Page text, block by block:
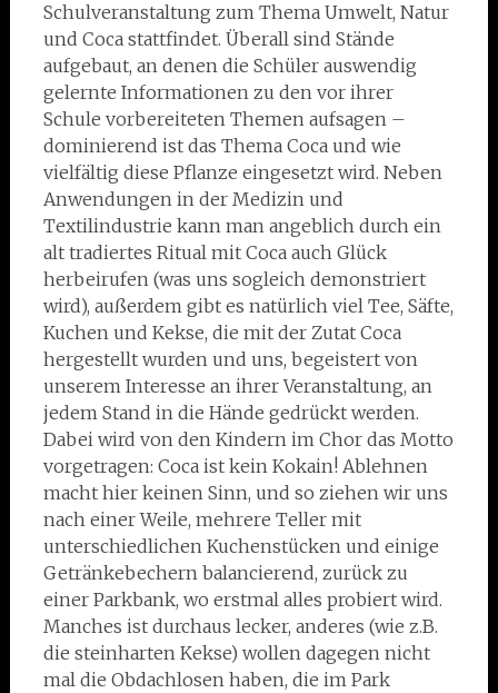
Schulveranstaltung zum Thema Umwelt, Natur
und Coca stattfindet. Überall sind Stände
aufgebaut, an denen die Schüler auswendig
gelernte Informationen zu den vor ihrer
Schule vorbereiteten Themen aufsagen –
dominierend ist das Thema Coca und wie
vielfältig diese Pflanze eingesetzt wird. Neben
Anwendungen in der Medizin und
Textilindustrie kann man angeblich durch ein
alt tradiertes Ritual mit Coca auch Glück
herbeirufen (was uns sogleich demonstriert
wird), außerdem gibt es natürlich viel Tee, Säfte,
Kuchen und Kekse, die mit der Zutat Coca
hergestellt wurden und uns, begeistert von
unserem Interesse an ihrer Veranstaltung, an
jedem Stand in die Hände gedrückt werden.
Dabei wird von den Kindern im Chor das Motto
vorgetragen: Coca ist kein Kokain! Ablehnen
macht hier keinen Sinn, und so ziehen wir uns
nach einer Weile, mehrere Teller mit
unterschiedlichen Kuchenstücken und einige
Getränkebechern balancierend, zurück zu
einer Parkbank, wo erstmal alles probiert wird.
Manches ist durchaus lecker, anderes (wie z.B.
die steinharten Kekse) wollen dagegen nicht
mal die Obdachlosen haben, die im Park